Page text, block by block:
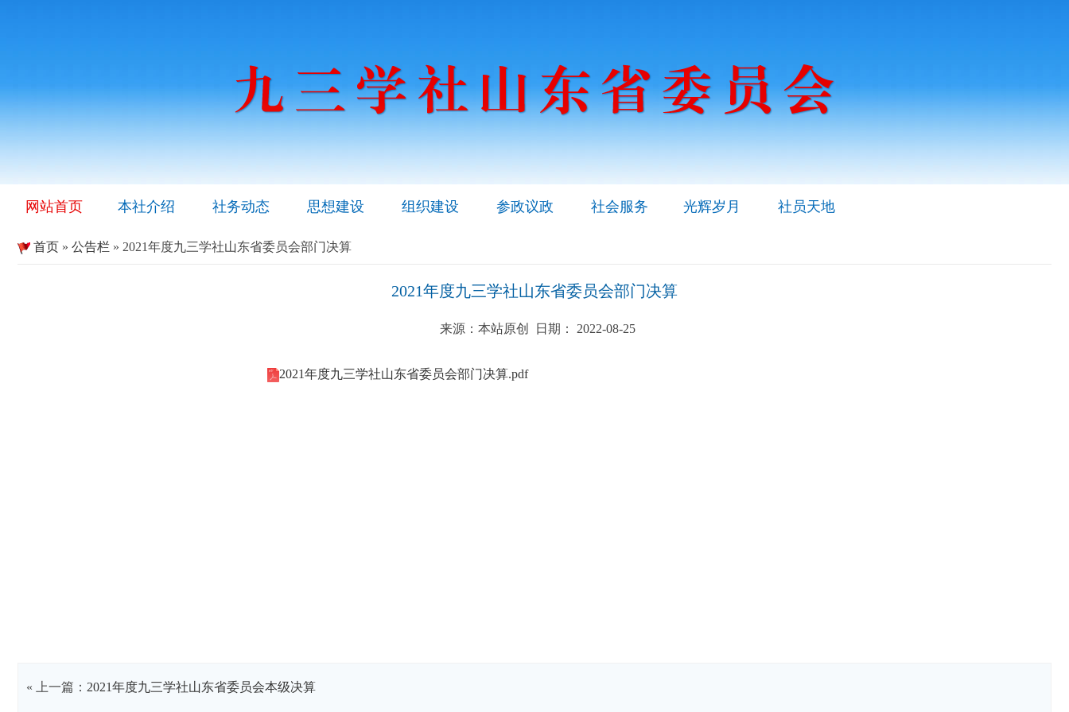
网站首页 本社介绍 社务动态 思想建设 组织建设 参政议政 社会服务 光辉岁月 社员天地
首页 » 公告栏 » 2021年度九三学社山东省委员会部门决算
2021年度九三学社山东省委员会部门决算
来源：本站原创 日期： 2022-08-25
2021年度九三学社山东省委员会部门决算.pdf
« 上一篇： 2021年度九三学社山东省委员会本级决算